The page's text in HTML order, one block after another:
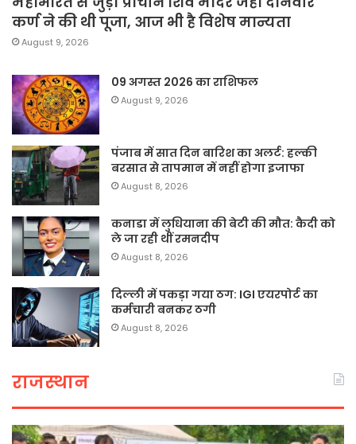
कर्ण ने की थी पूजा, आज भी है विशेष मान्यता
August 9, 2026
09 अगस्त 2026 का राशिफल
August 9, 2026
पंजाब में सात दिन बारिश का अलर्ट: हल्की
बरसात से तापमान में नहीं होगा इजाफा
August 8, 2026
कनाडा में लुधियाना की बेटी की माैत: कैदी को
ले जा रही थीं रमनदीप
August 8, 2026
दिल्ली में पकड़ा गया ठग: IGI एयरपोर्ट का
कर्मचारी बनकर ठगी
August 8, 2026
राजस्थान